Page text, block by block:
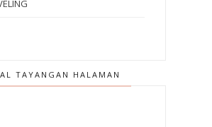
TAYANGAN HALAMAN